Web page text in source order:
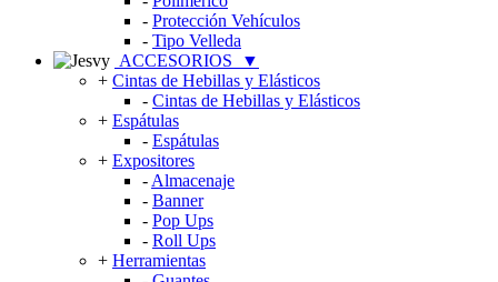
- Protección Vehículos
- Tipo Velleda
ACCESORIOS
▼
+ Cintas de Hebillas y Elásticos
- Cintas de Hebillas y Elásticos
+ Espátulas
- Espátulas
+ Expositores
- Almacenaje
- Banner
- Pop Ups
- Roll Ups
+ Herramientas